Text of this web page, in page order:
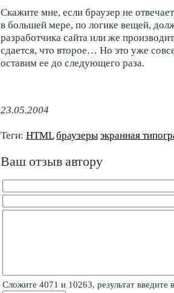
Скажите мне, если браузер не
в большей мере, по логике вещей,
разработчика сайта или же
сдается, что второе… Но это уже
оставим ее до следующего раза.
23.05.2004
Теги: HTML браузеры экранная
Ваш отзыв автору
Cлoжитe 4071 и 10263, результат введите